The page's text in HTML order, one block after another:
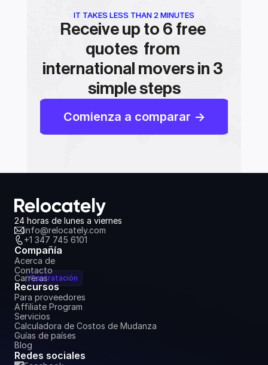
IT TAKES LESS THAN 2 MINUTES
Receive up to 6 free
quotes  from
international movers in 3
simple steps
Comienza a comparar ->
24 horas de lunes a viernes
info@relocately.com
+1 347 745 6101
Compañía
Acerca de
Contacto
CarrerasContratación
Recursos
Para proveedores
Affiliate Program
Servicios
Calculadora de Costos de Mudanza
Guías de países
Blog
Redes sociales